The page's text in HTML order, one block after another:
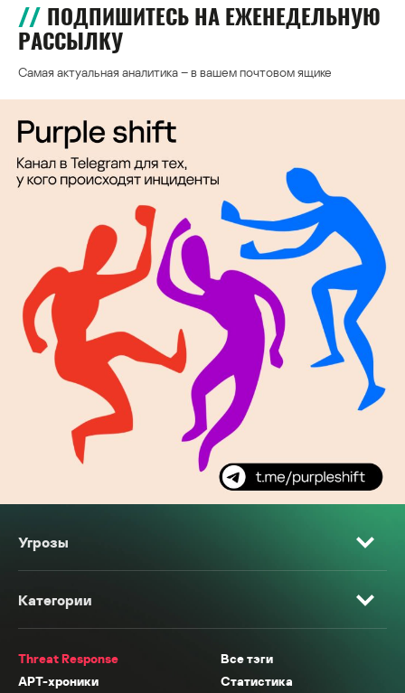
ПОДПИШИТЕСЬ НА ЕЖЕНЕДЕЛЬНУЮ
РАССЫЛКУ
Самая актуальная аналитика – в вашем почтовом ящике
Угрозы
Категории
Threat Response
Все тэги
APT-хроники
Статистика